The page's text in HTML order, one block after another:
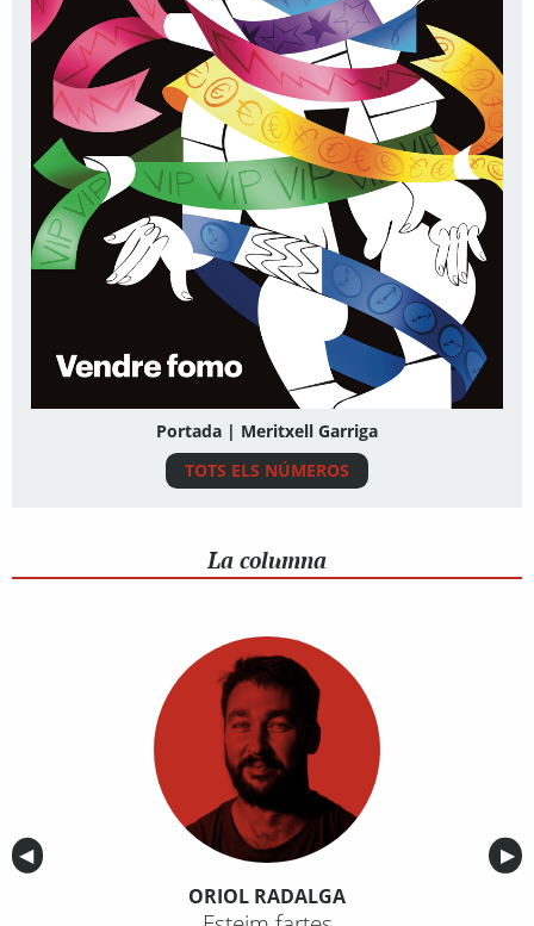
Portada | Meritxell Garriga
TOTS ELS NÚMEROS
La columna
Anterior
◀︎ ▶︎
ORIOL RADALGA